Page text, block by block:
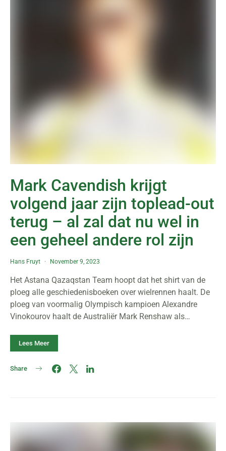
Mark Cavendish krijgt
volgend jaar zijn toplead-out
terug – al zal dat nu wel in
een geheel andere rol zijn
Hans Fruyt November 9, 2023
Het Astana Qazaqstan Team hoopt dat het shirt van de
ploeg alle geschiedenisboeken over wielrennen haalt. De
ploeg van voormalig Olympisch kampioen Alexandre
Vinokourov haalt de Australiër Mark Renshaw als…
Lees Meer
Share